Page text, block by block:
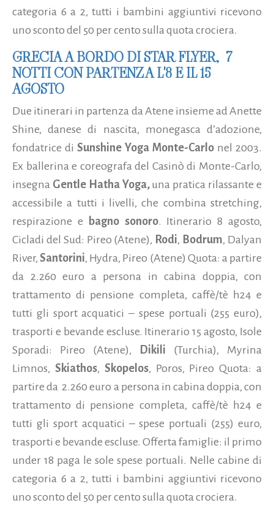
categoria 6 a 2, tutti i bambini aggiuntivi ricevono
uno sconto del 50 per cento sulla quota crociera.
GRECIA A BORDO DI STAR FLYER, 7
NOTTI CON PARTENZA L'8 E IL 15
AGOSTO
Due itinerari in partenza da Atene insieme ad Anette
Shine, danese di nascita, monegasca d’adozione,
fondatrice di Sunshine Yoga Monte-Carlo nel 2003.
Ex ballerina e coreografa del Casinò di Monte-Carlo,
insegna Gentle Hatha Yoga, una pratica rilassante e
accessibile a tutti i livelli, che combina stretching,
respirazione e
bagno sonoro. Itinerario 8 agosto,
Cicladi del Sud: Pireo (Atene), Rodi, Bodrum, Dalyan
River,Santorini, Hydra, Pireo (Atene) Quota: a partire
da 2.260 euro a persona in cabina doppia, con
trattamento di pensione completa, caffè/tè h24 e
tutti gli sport acquatici – spese portuali (255 euro),
trasporti e bevande escluse. Itinerario 15 agosto, Isole
Sporadi: Pireo (Atene),
Dikili (Turchia), Myrina
Limnos, Skiathos, Skopelos, Poros, Pireo Quota: a
partire da 2.260 euro a persona in cabina doppia, con
trattamento di pensione completa, caffè/tè h24 e
tutti gli sport acquatici – spese portuali (255) euro,
trasporti e bevande escluse. Offerta famiglie: il primo
under 18 paga le sole spese portuali. Nelle cabine di
categoria 6 a 2, tutti i bambini aggiuntivi ricevono
uno sconto del 50 per cento sulla quota crociera.